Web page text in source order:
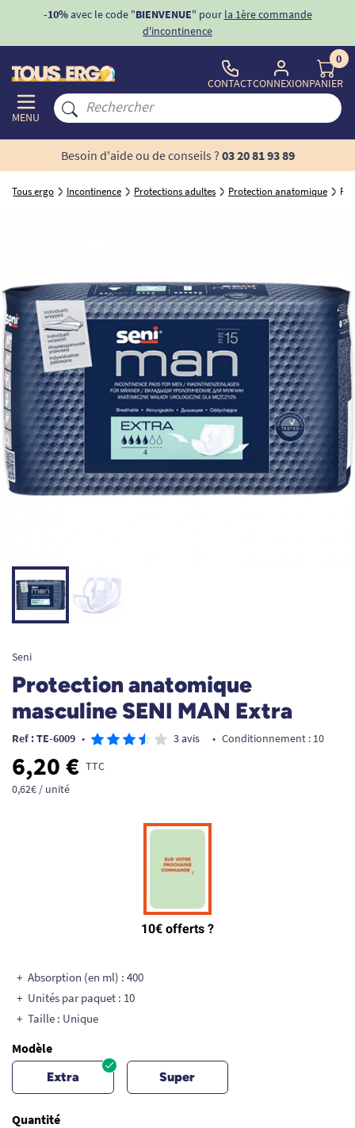
-10%avec le code "BIENVENUE" pour la 1ère commande
d'incontinence
MENU
CONTACTCONNEXION
0
PANIER
Besoin d'aide ou de conseils ? 03 20 81 93 89
Tous ergo Incontinence Protections adultes Protection anatomique
Seni
Protection anatomique
masculine SENI MAN Extra
Ref : TE-6009 • 3 avis • Conditionnement : 10
6,20 € TTC
0,62€ / unité
Absorption (en ml) : 400
Unités par paquet : 10
Taille : Unique
Modèle
Extra Super
Quantité